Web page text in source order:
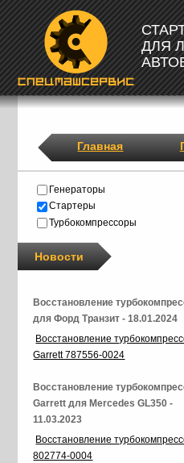
ДЛЯ
Главная
Генераторы
Стартеры
Турбокомпрессоры
Новости
Восстановление
для Форд Транзит - 18.01.2024
Восстановление
Garrett 787556-0024
Восстановление
Garrett для Mercedes GL350 -
11.03.2023
Восстановление
802774-0004